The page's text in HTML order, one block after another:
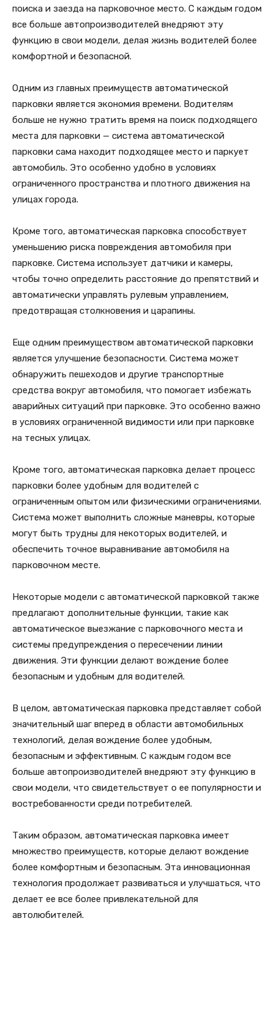
поиска и заезда на парковочное место. С каждым годом
все больше автопроизводителей внедряют эту
функцию в свои модели, делая жизнь водителей более
комфортной и безопасной.
Одним из главных преимуществ автоматической
парковки является экономия времени. Водителям
больше не нужно тратить время на поиск подходящего
места для парковки — система автоматической
парковки сама находит подходящее место и паркует
автомобиль. Это особенно удобно в условиях
ограниченного пространства и плотного движения на
улицах города.
Кроме того, автоматическая парковка способствует
уменьшению риска повреждения автомобиля при
парковке. Система использует датчики и камеры,
чтобы точно определить расстояние до препятствий и
автоматически управлять рулевым управлением,
предотвращая столкновения и царапины.
Еще одним преимуществом автоматической парковки
является улучшение безопасности. Система может
обнаружить пешеходов и другие транспортные
средства вокруг автомобиля, что помогает избежать
аварийных ситуаций при парковке. Это особенно важно
в условиях ограниченной видимости или при парковке
на тесных улицах.
Кроме того, автоматическая парковка делает процесс
парковки более удобным для водителей с
ограниченным опытом или физическими ограничениями.
Система может выполнить сложные маневры, которые
могут быть трудны для некоторых водителей, и
обеспечить точное выравнивание автомобиля на
парковочном месте.
Некоторые модели с автоматической парковкой также
предлагают дополнительные функции, такие как
автоматическое выезжание с парковочного места и
системы предупреждения о пересечении линии
движения. Эти функции делают вождение более
безопасным и удобным для водителей.
В целом, автоматическая парковка представляет собой
значительный шаг вперед в области автомобильных
технологий, делая вождение более удобным,
безопасным и эффективным. С каждым годом все
больше автопроизводителей внедряют эту функцию в
свои модели, что свидетельствует о ее популярности и
востребованности среди потребителей.
Таким образом, автоматическая парковка имеет
множество преимуществ, которые делают вождение
более комфортным и безопасным. Эта инновационная
технология продолжает развиваться и улучшаться, что
делает ее все более привлекательной для
автолюбителей.